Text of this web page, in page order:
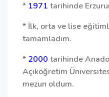
* 1971 tarihinde
* İlk, orta ve lise
tamamladım.
* 2000 tarihinde
Açıköğretim
mezun oldum.